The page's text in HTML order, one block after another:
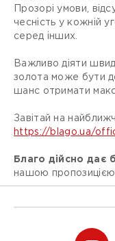
Прозорі умови,
чесність у кожній
серед інших.
Важливо діяти
золота може бути
шанс отримати
Завітай на
https://blago.ua/
Благо дійсно дає
нашою пропозицією.